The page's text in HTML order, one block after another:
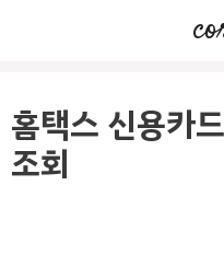
건
너
홈택스 신용카
조회